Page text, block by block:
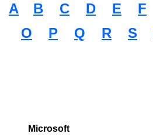
A B C D E F
O
P Q R S
Microsoft